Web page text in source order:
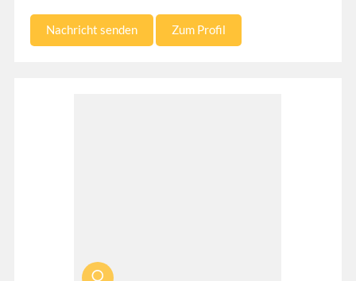
Nachricht senden Zum Profil